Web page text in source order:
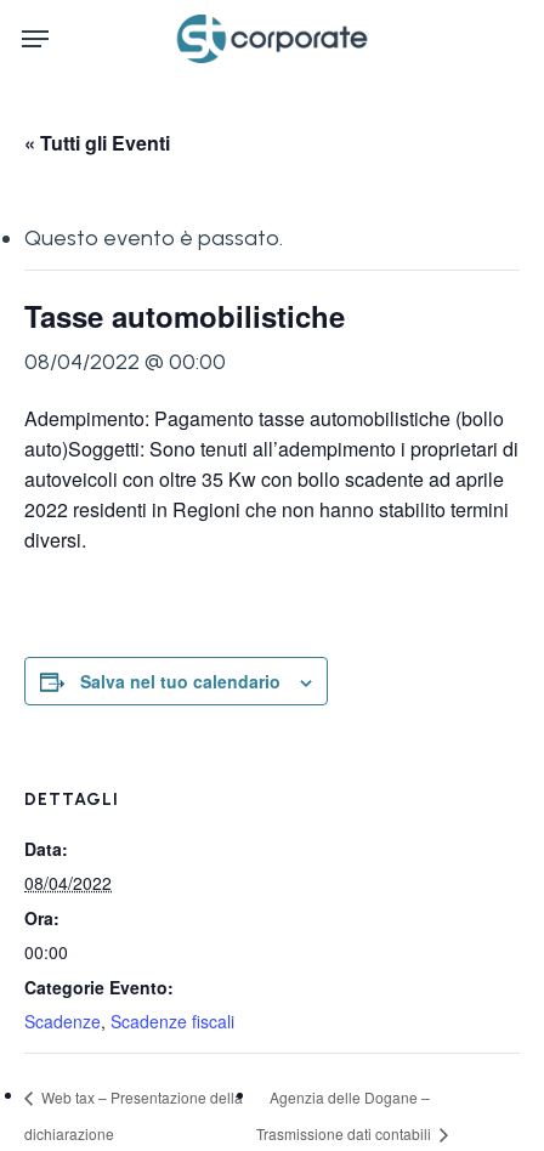
Menu
« Tutti gli Eventi
Questo evento è passato.
Tasse automobilistiche
08/04/2022 @ 00:00
Adempimento: Pagamento tasse automobilistiche (bollo
auto)Soggetti: Sono tenuti all’adempimento i proprietari di
autoveicoli con oltre 35 Kw con bollo scadente ad aprile
2022 residenti in Regioni che non hanno stabilito termini
diversi.
Salva nel tuo calendario
DETTAGLI
Data:
08/04/2022
Ora:
00:00
Categorie Evento:
Scadenze, Scadenze fiscali
Web tax – Presentazione della
dichiarazione
Agenzia delle Dogane –
Trasmissione dati contabili